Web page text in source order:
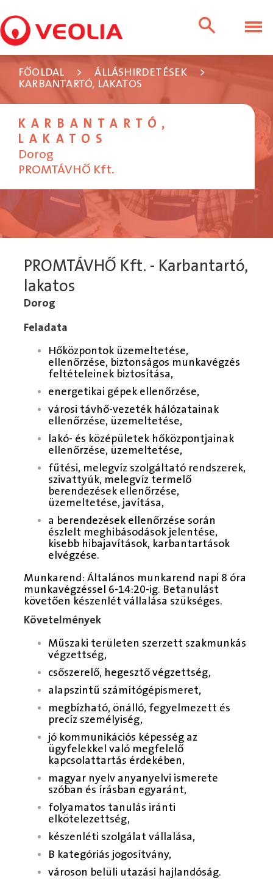
FŐOLDAL > ÁLLÁSHIRDETÉSEK
>
KARBANTARTÓ, LAKATOS
KARBANTARTÓ,
LAKATOS
Dorog
PROMTÁVHŐ Kft.
PROMTÁVHŐ Kft. - Karbantartó,
lakatos
Dorog
Feladata
Hőközpontok üzemeltetése,
ellenőrzése, biztonságos munkavégzés
feltételeinek biztosítása,
energetikai gépek ellenőrzése,
városi távhő-vezeték hálózatainak
ellenőrzése, üzemeltetése,
lakó- és középületek hőközpontjainak
ellenőrzése, üzemeltetése,
fűtési, melegvíz szolgáltató rendszerek,
szivattyúk, melegvíz termelő
berendezések ellenőrzése,
üzemeltetése, javítása,
a berendezések ellenőrzése során
észlelt meghibásodások jelentése,
kisebb hibajavítások, karbantartások
elvégzése.
Munkarend: Általános munkarend napi 8 óra
munkavégzéssel 6-14:20-ig. Betanulást
követően készenlét vállalása szükséges.
Követelmények
Műszaki területen szerzett szakmunkás
végzettség,
csőszerelő, hegesztő végzettség,
alapszintű számítógépismeret,
megbízható, önálló, fegyelmezett és
precíz személyiség,
jó kommunikációs képesség az
ügyfelekkel való megfelelő
kapcsolattartás érdekében,
magyar nyelv anyanyelvi ismerete
szóban és írásban egyaránt,
folyamatos tanulás iránti
elkötelezettség,
készenléti szolgálat vállalása,
B kategóriás jogosítvány,
városon belüli utazási hajlandóság.